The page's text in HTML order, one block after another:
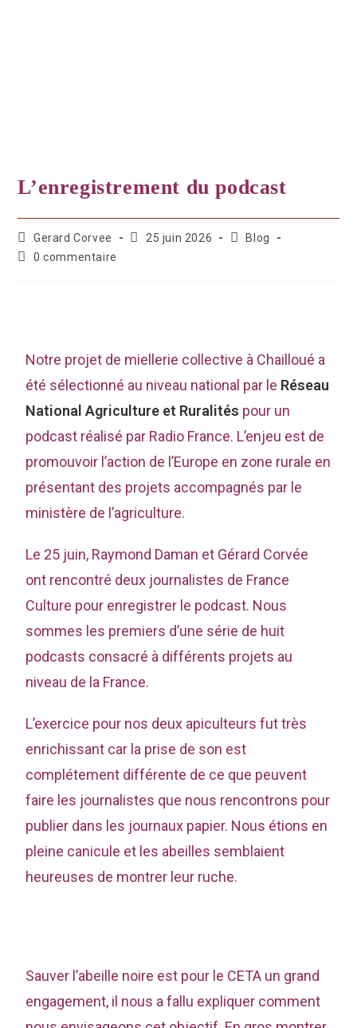
L’enregistrement du podcast
Gerard Corvee 25 juin 2026
Blog
0 commentaire
Notre projet de miellerie collective à Chailloué a
été sélectionné au niveau national par le Réseau
National Agriculture et Ruralités pour un
podcast réalisé par Radio France. L’enjeu est de
promouvoir l’action de l’Europe en zone rurale en
présentant des projets accompagnés par le
ministère de l’agriculture.
Le 25 juin, Raymond Daman et Gérard Corvée
ont rencontré deux journalistes de France
Culture pour enregistrer le podcast. Nous
sommes les premiers d’une série de huit
podcasts consacré à différents projets au
niveau de la France.
L’exercice pour nos deux apiculteurs fut très
enrichissant car la prise de son est
complétement différente de ce que peuvent
faire les journalistes que nous rencontrons pour
publier dans les journaux papier. Nous étions en
pleine canicule et les abeilles semblaient
heureuses de montrer leur ruche.
Sauver l’abeille noire est pour le CETA un grand
engagement, il nous a fallu expliquer comment